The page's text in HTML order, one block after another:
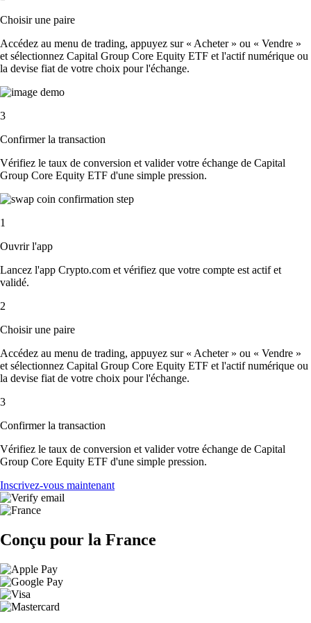
Choisir une paire
Accédez au menu de trading, appuyez sur « Acheter » ou « Vendre »
et sélectionnez Capital Group Core Equity ETF et l'actif numérique ou
la devise fiat de votre choix pour l'échange.
3
Confirmer la transaction
Vérifiez le taux de conversion et valider votre échange de Capital
Group Core Equity ETF d'une simple pression.
1
Ouvrir l'app
Lancez l'app Crypto.com et vérifiez que votre compte est actif et
validé.
2
Choisir une paire
Accédez au menu de trading, appuyez sur « Acheter » ou « Vendre »
et sélectionnez Capital Group Core Equity ETF et l'actif numérique ou
la devise fiat de votre choix pour l'échange.
3
Confirmer la transaction
Vérifiez le taux de conversion et valider votre échange de Capital
Group Core Equity ETF d'une simple pression.
Inscrivez-vous maintenant
Conçu pour la France